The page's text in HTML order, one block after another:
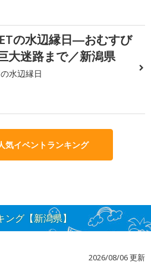
の水辺縁日―おむすび
大迷路まで／新潟県
水辺縁日
気イベントランキング
グ【新潟県】
2026/08/06 更新